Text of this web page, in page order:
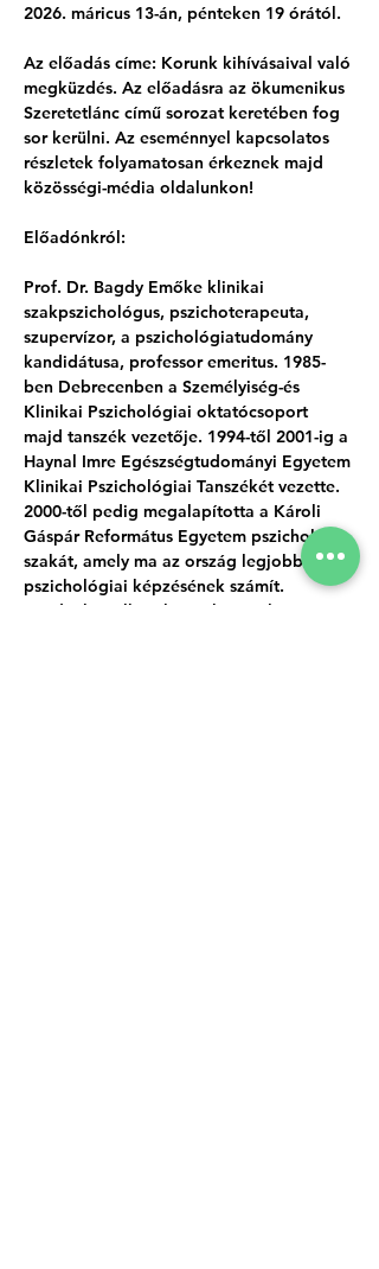
2026. máricus 13-án, pénteken 19 órától.
Az előadás címe: Korunk kihívásaival való
megküzdés. Az előadásra az ökumenikus
Szeretetlánc című sorozat keretében fog
sor kerülni. Az eseménnyel kapcsolatos
részletek folyamatosan érkeznek majd
közösségi-média oldalunkon!
Előadónkról:
Prof. Dr. Bagdy Emőke klinikai
szakpszichológus, pszichoterapeuta,
szupervízor, a pszichológiatudomány
kandidátusa, professor emeritus. 1985-
ben Debrecenben a Személyiség-és
Klinikai Pszichológiai oktatócsoport
majd tanszék vezetője. 1994-től 2001-ig a
Haynal Imre Egészségtudományi Egyetem
Klinikai Pszichológiai Tanszékét vezette.
2000-től pedig megalapította a Károli
Gáspár Református Egyetem pszichológia
szakát, amely ma az ország legjobb
pszichológiai képzésének számít.
Mindenkor elkötelezett híve volt a